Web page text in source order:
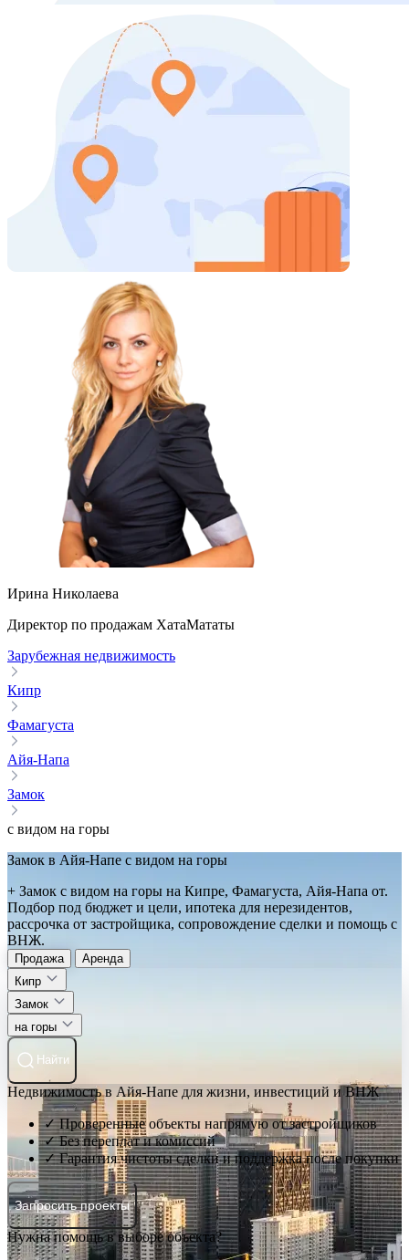
Ирина Николаева
Директор по продажам ХатаМататы
Зарубежная недвижимость
Кипр
Фамагуста
Айя-Напа
Замок
с видом на горы
Замок в Айя-Напе с видом на горы
+ Замок с видом на горы на Кипре, Фамагуста, Айя-Напа от.
Подбор под бюджет и цели, ипотека для нерезидентов,
рассрочка от застройщика, сопровождение сделки и помощь с
ВНЖ.
Продажа
Аренда
Кипр
Замок
на горы
Найти
Недвижимость в Айя-Напе для жизни, инвестиций и ВНЖ
✓ Проверенные объекты напрямую от застройщиков
✓ Без переплат и комиссий
✓ Гарантия чистоты сделки и поддержка после покупки
Запросить проекты
Нужна помощь в выборе объекта?